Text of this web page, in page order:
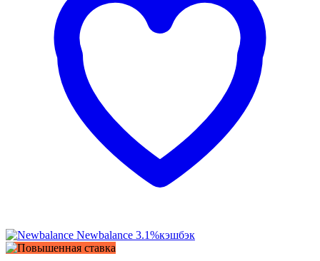
Newbalance 3.1%кэшбэк